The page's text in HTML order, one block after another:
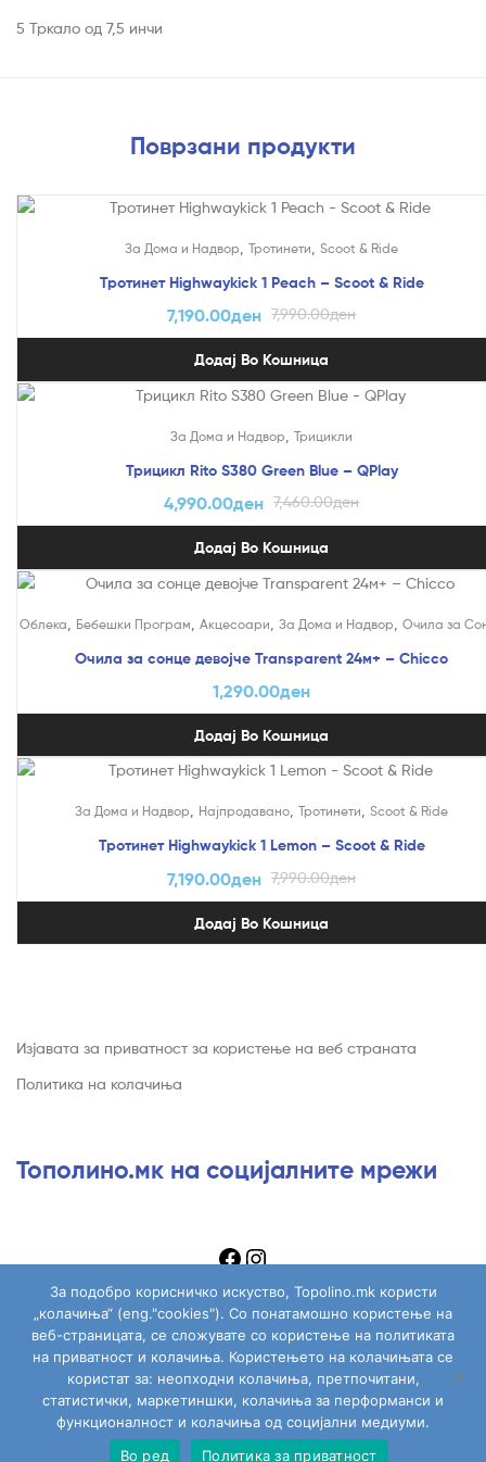
5 Тркало од 7,5 инчи
Поврзани продукти
За Дома и Надвор Тротинети Scoot & Ride
Тротинет Highwaykick 1 Peach – Scoot & Ride
7,990.00ден
7,190.00ден
Додај Во Кошница
За Дома и Надвор Трицикли
Трицикл Rito S380 Green Blue – QPlay
7,460.00ден
4,990.00ден
Додај Во Кошница
Облека Бебешки Програм Акцесоари За Дома и Надвор Очила за
Очила за сонце девојче Transparent 24м+ – Chicco
1,290.00ден
Додај Во Кошница
За Дома и Надвор, Најпродавано, Тротинети, Scoot & Ride
Тротинет Highwaykick 1 Lemon – Scoot & Ride
7,990.00ден
7,190.00ден
Додај Во Кошница
Изјавата за приватност за користење на веб страната
Политика на колачиња
Тополино.мк на социјалните мрежи
Topolino.mk
За подобро корисничко искуство, Topolino.mk користи
„колачиња“ (eng."cookies"). Со понатамошно користење на
веб-страницата, се сложувате со користење на политиката
на приватност и колачиња. Користењето на колачињата се
користат за: неопходни колачиња, претпочитани,
статистички, маркетиншки, колачиња за перформанси и
функционалност и колачиња од социјални медиуми.
Во ред
Политика за приватност